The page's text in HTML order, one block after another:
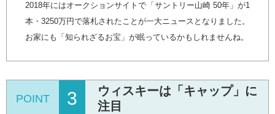
2018年にはオークションサイトで「サントリー山崎 50年」が1
本・3250万円で落札されたことが一大ニュースとなりました。
お家にも「知られざるお宝」が眠っているかもしれませんね。
POINT 3
ウィスキーは「キャップ」に
注目